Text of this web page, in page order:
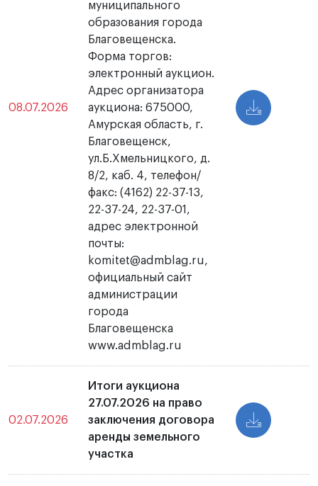
08.07.2026
муниципального
образования города
Благовещенска.
Форма торгов:
электронный аукцион.
Адрес организатора
аукциона: 675000,
Амурская область, г.
Благовещенск,
ул.Б.Хмельницкого, д.
8/2, каб. 4, телефон/
факс: (4162) 22-37-13,
22-37-24, 22-37-01,
адрес электронной
почты:
komitet@admblag.ru,
официальный сайт
администрации
города
Благовещенска
www.admblag.ru
02.07.2026
Итоги аукциона
27.07.2026 на право
заключения договора
аренды земельного
участка